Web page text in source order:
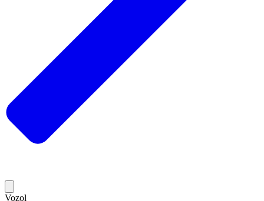
Vozol